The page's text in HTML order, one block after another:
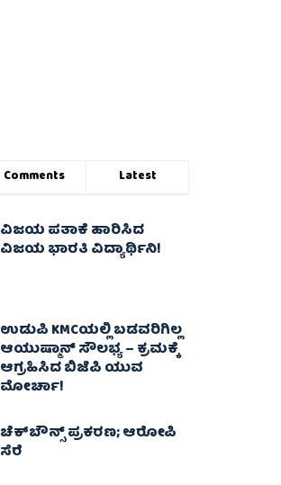
Comments Latest
ವಿಜಯ ಪತಾಕೆ ಹಾರಿಸಿದ
ವಿಜಯ ಭಾರತಿ ವಿದ್ಯಾರ್ಥಿನಿ!
ಉಡುಪಿ KMCಯಲ್ಲಿ ಬಡವರಿಗಿಲ್ಲ
ಆಯುಷ್ಮಾನ್ ಸೌಲಭ್ಯ – ಕ್ರಮಕ್ಕೆ
ಆಗ್ರಹಿಸಿದ ಬಿಜೆಪಿ ಯುವ
ಮೋರ್ಚಾ!
ಚೆಕ್​ಬೌನ್ಸ್​ ಪ್ರಕರಣ; ಆರೋಪಿ
ಸೆರೆ